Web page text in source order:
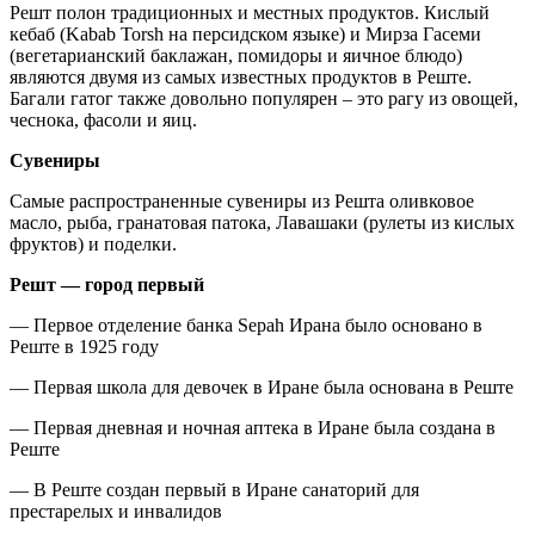
Решт полон традиционных и местных продуктов. Кислый
кебаб (Kabab Torsh на персидском языке) и Мирза Гасеми
(вегетарианский баклажан, помидоры и яичное блюдо)
являются двумя из самых известных продуктов в Реште.
Багали гатог также довольно популярен – это рагу из овощей,
чеснока, фасоли и яиц.
Сувениры
Самые распространенные сувениры из Решта оливковое
масло, рыба, гранатовая патока, Лавашаки (рулеты из кислых
фруктов) и поделки.
Решт — город первый
— Первое отделение банка Sepah Ирана было основано в
Реште в 1925 году
— Первая школа для девочек в Иране была основана в Реште
— Первая дневная и ночная аптека в Иране была создана в
Реште
— В Реште создан первый в Иране санаторий для
престарелых и инвалидов